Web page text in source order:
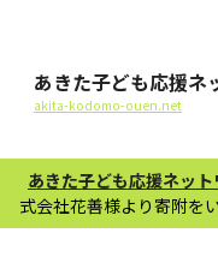
あきた子ども応援ネ
akita-kodomo-ouen.net
あきた子ども応援ネット
式会社花善様より寄附を